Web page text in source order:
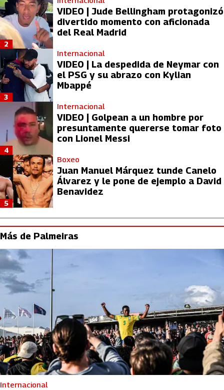
VIDEO | Jude Bellingham protagonizó
divertido momento con aficionada
del Real Madrid
2
Internacional
VIDEO | La despedida de Neymar con
el PSG y su abrazo con Kylian
Mbappé
3
Internacional
VIDEO | Golpean a un hombre por
presuntamente quererse tomar foto
con Lionel Messi
4
Boxeo
Juan Manuel Márquez tunde Canelo
Álvarez y le pone de ejemplo a David
Benavidez
5
Más de Palmeiras
Internacional